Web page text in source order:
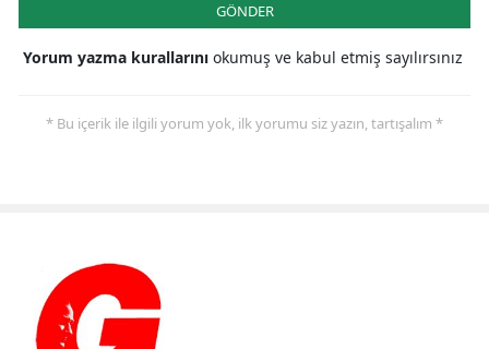
GÖNDER
Yorum yazma kurallarını okumuş ve kabul etmiş sayılırsınız
* Bu içerik ile ilgili yorum yok, ilk yorumu siz yazın, tartışalım *